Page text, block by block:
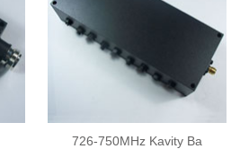
726-750MHz Kavity Ba